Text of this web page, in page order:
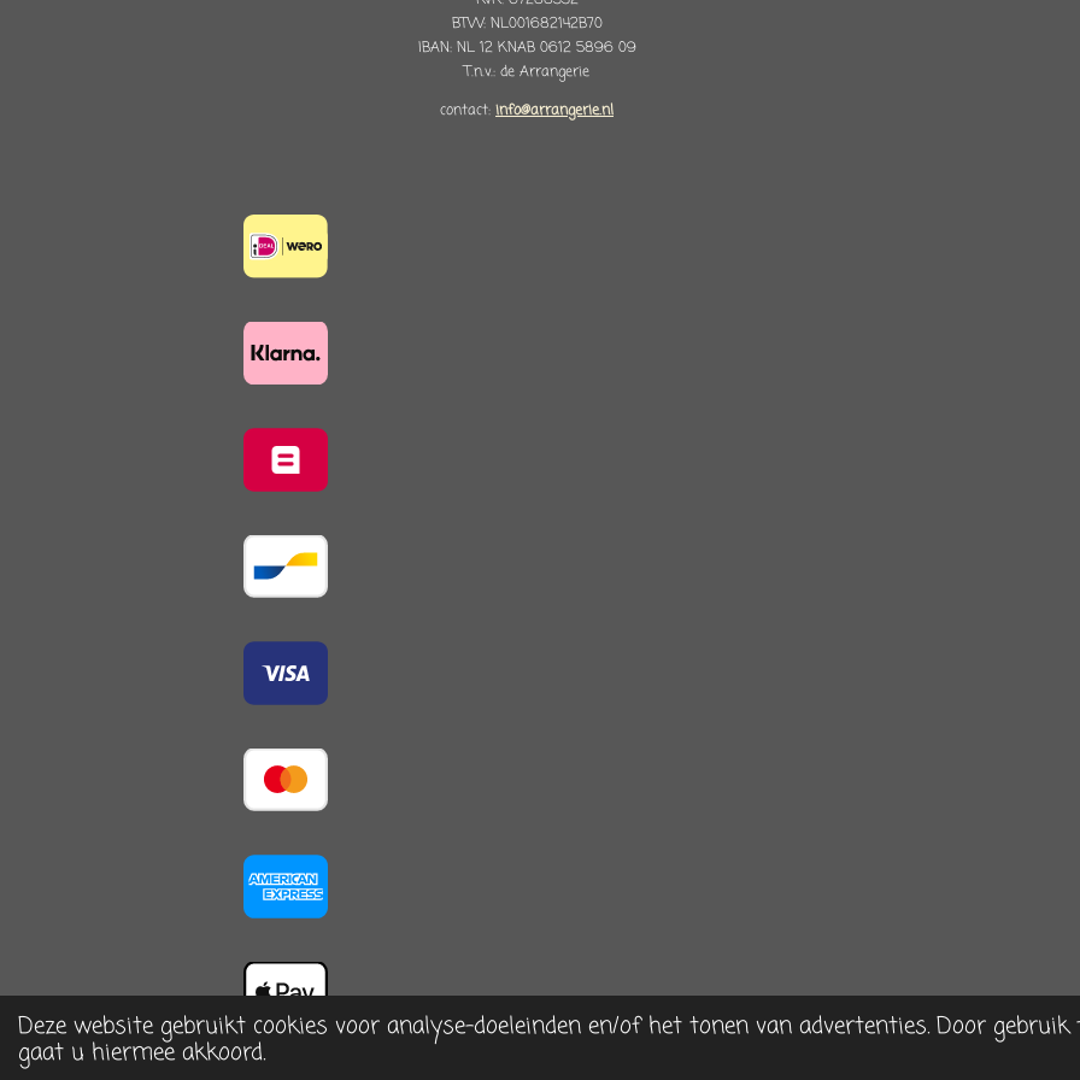
Deze website gebruikt cookies voor analyse-doeleinden en/of het tonen van advertenties. Door
gaat u hiermee akkoord.
BTW: NL001682142B70
IBAN: NL 12 KNAB 0612 5896 09
T.n.v.: de Arrangerie
contact: info@arrangerie.nl
© 2023 - 2026 De Arrangerie, home & more